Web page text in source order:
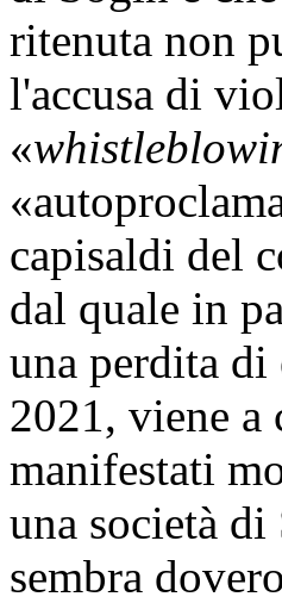
ritenuta non
l'accusa di
«
capisaldi del
dal quale in
una perdita
2021, viene a
manifestati
una società
sembra